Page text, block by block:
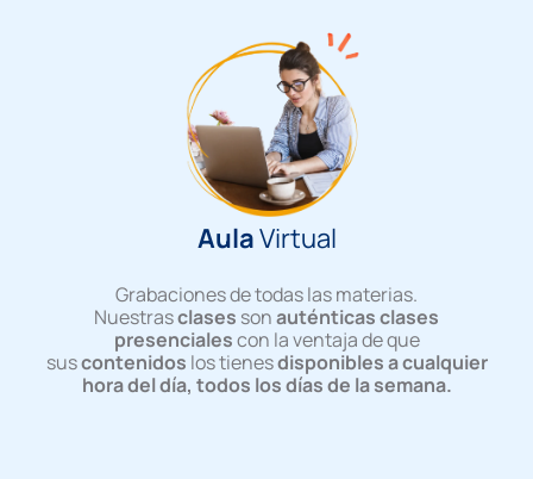
AulaVirtual
Grabaciones de todas las materias.
Nuestrasclases sonauténticas clases
presencialescon la ventaja de que
suscontenidos los tienesdisponibles a cualquier
hora del día, todos los días de la semana.